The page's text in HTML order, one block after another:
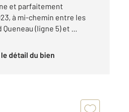
et parfaitement
à mi-chemin entre les
(ligne 5) et ...
le détail du bien